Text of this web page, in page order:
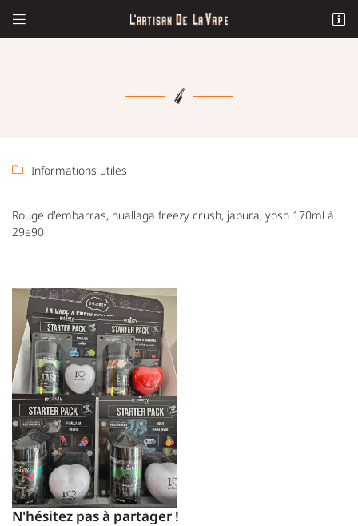
 
2, Rue Maréchal Leclerc
23000 Guéret
 Recopier le code ci-contre
Rafraîchir le captcha
En cochant cette case, vous consentez à recevoir nos propositions commerciales à
l'adresse email indiqué ci-dessus. Vous pouvez vous désinscrire à tout moment en
utilisantle formulaire de désinscription.
INSCRIPTION
 Informations utiles
Rouge d'embarras, huallaga freezy crush, japura, yosh 170ml à
29e90
N'hésitez pas à partager !